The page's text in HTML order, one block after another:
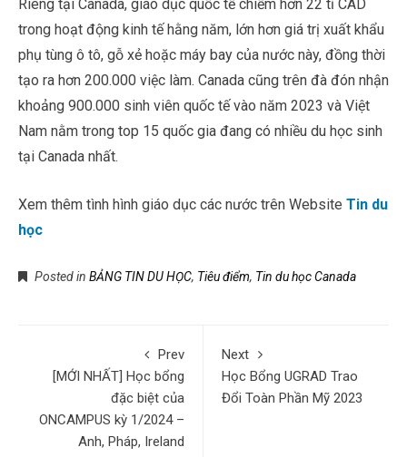
Riêng tại Canada, giáo dục quốc tế chiếm hơn 22 tỉ CAD
trong hoạt động kinh tế hằng năm, lớn hơn giá trị xuất khẩu
phụ tùng ô tô, gỗ xẻ hoặc máy bay của nước này, đồng thời
tạo ra hơn 200.000 việc làm. Canada cũng trên đà đón nhận
khoảng 900.000 sinh viên quốc tế vào năm 2023 và Việt
Nam nằm trong top 15 quốc gia đang có nhiều du học sinh
tại Canada nhất.
Xem thêm tình hình giáo dục các nước trên Website Tin du
học
Posted in BẢNG TIN DU HỌC, Tiêu điểm, Tin du học Canada
Prev
[MỚI NHẤT] Học bổng
đặc biệt của
ONCAMPUS kỳ 1/2024 –
Anh, Pháp, Ireland
Next
Học Bổng UGRAD Trao
Đổi Toàn Phần Mỹ 2023